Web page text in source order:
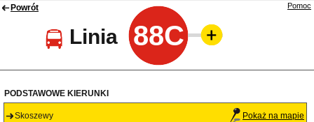
Powrót
Linia 88C
Pomoc
PODSTAWOWE KIERUNKI
Skoszewy Pokaż na mapie